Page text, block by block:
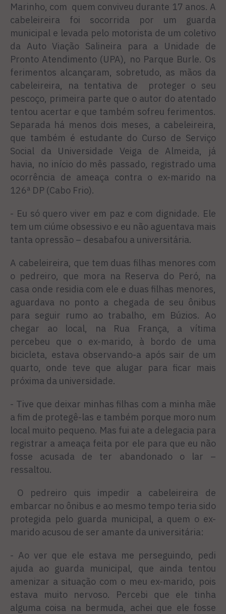
Marinho, com quem conviveu durante 17 anos. A
cabeleireira foi socorrida por um guarda
municipal e levada pelo motorista de um coletivo
da Auto Viação Salineira para a Unidade de
Pronto Atendimento (UPA), no Parque Burle. Os
ferimentos alcançaram, sobretudo, as mãos da
cabeleireira, na tentativa de proteger o seu
pescoço, primeira parte que o autor do atentado
tentou acertar e que também sofreu ferimentos.
Separada há menos dois meses, a cabeleireira,
que também é estudante do Curso de Serviço
Social da Universidade Veiga de Almeida, já
havia, no início do mês passado, registrado uma
ocorrência de ameaça contra o ex-marido na
126ª DP (Cabo Frio).
- Eu só quero viver em paz e com dignidade. Ele
tem um ciúme obsessivo e eu não aguentava mais
tanta opressão – desabafou a universitária.
A cabeleireira, que tem duas filhas menores com
o pedreiro, que mora na Reserva do Peró, na
casa onde residia com ele e duas filhas menores,
aguardava no ponto a chegada de seu ônibus
para seguir rumo ao trabalho, em Búzios. Ao
chegar ao local, na Rua França, a vítima
percebeu que o ex-marido, à bordo de uma
bicicleta, estava observando-a após sair de um
quarto, onde teve que alugar para ficar mais
próxima da universidade.
- Tive que deixar minhas filhas com a minha mãe
a fim de protegê-las e também porque moro num
local muito pequeno. Mas fui ate a delegacia para
registrar a ameaça feita por ele para que eu não
fosse acusada de ter abandonado o lar –
ressaltou.
O pedreiro quis impedir a cabeleireira de
embarcar no ônibus e ao mesmo tempo teria sido
protegida pelo guarda municipal, a quem o ex-
marido acusou de ser amante da universitária:
- Ao ver que ele estava me perseguindo, pedi
ajuda ao guarda municipal, que ainda tentou
amenizar a situação com o meu ex-marido, pois
estava muito nervoso. Percebi que ele tinha
alguma coisa na bermuda, achei que ele fosse